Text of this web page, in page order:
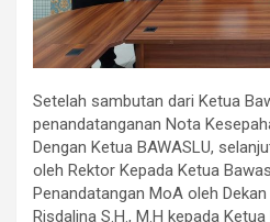
Setelah sambutan dari Ketua
penandatanganan Nota
Dengan Ketua BAWASLU,
oleh Rektor Kepada Ketua
Penandatangan MoA oleh
Risdalina S.H., M.H kepada Ketua